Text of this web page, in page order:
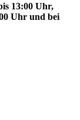
13:00 Uhr,
Uhr und bei